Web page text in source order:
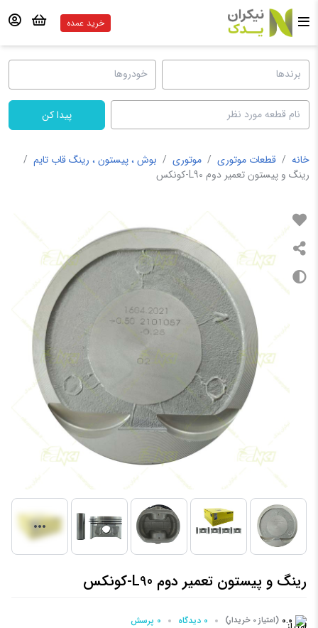
خرید عمده
پیدا کن
خانه / قطعات موتوری / موتوری / بوش ، پیستون ، رینگ قاب تایم /
رینگ و پیستون تعمیر دوم L90-کونکس
رینگ و پیستون تعمیر دوم L90-کونکس
0.0 (امتیاز 0 خریدار) 0 دیدگاه 0 پرسش‌